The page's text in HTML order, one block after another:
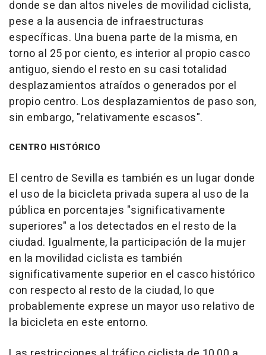
donde se dan altos niveles de movilidad ciclista,
pese a la ausencia de infraestructuras
específicas. Una buena parte de la misma, en
torno al 25 por ciento, es interior al propio casco
antiguo, siendo el resto en su casi totalidad
desplazamientos atraídos o generados por el
propio centro. Los desplazamientos de paso son,
sin embargo, "relativamente escasos".
CENTRO HISTÓRICO
El centro de Sevilla es también es un lugar donde
el uso de la bicicleta privada supera al uso de la
pública en porcentajes "significativamente
superiores" a los detectados en el resto de la
ciudad. Igualmente, la participación de la mujer
en la movilidad ciclista es también
significativamente superior en el casco histórico
con respecto al resto de la ciudad, lo que
probablemente exprese un mayor uso relativo de
la bicicleta en este entorno.